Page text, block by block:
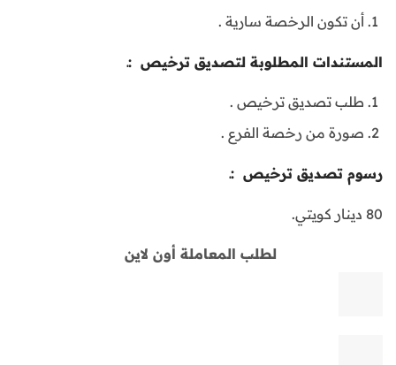
أن تكون الرخصة سارية .
المستندات المطلوبة لتصديق ترخيص :ـ
طلب تصديق ترخيص .
صورة من رخصة الفرع .
رسوم تصديق ترخيص :ـ
80 دينار كويتي.
لطلب المعاملة أون لاين